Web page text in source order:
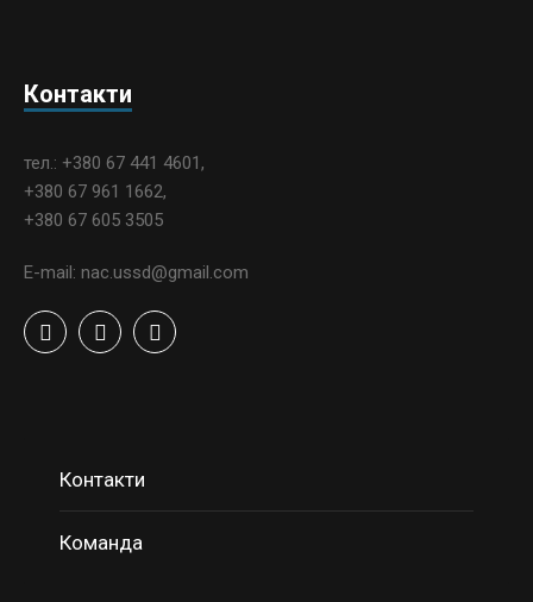
Контакти
тел.: +380 67 441 4601,
+380 67 961 1662,
+380 67 605 3505
E-mail: nac.ussd@gmail.com
Контакти
Команда